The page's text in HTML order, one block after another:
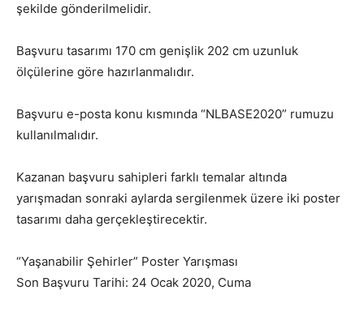
şekilde gönderilmelidir.
Başvuru tasarımı 170 cm genişlik 202 cm uzunluk
ölçülerine göre hazırlanmalıdır.
Başvuru e-posta konu kısmında “NLBASE2020” rumuzu
kullanılmalıdır.
Kazanan başvuru sahipleri farklı temalar altında
yarışmadan sonraki aylarda sergilenmek üzere iki poster
tasarımı daha gerçekleştirecektir.
“Yaşanabilir Şehirler” Poster Yarışması
Son Başvuru Tarihi: 24 Ocak 2020, Cuma